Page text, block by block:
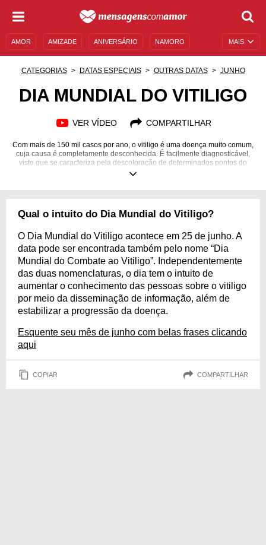
MAIS
AMOR AMIZADE ANIVERSÁRIO NAMORO
CATEGORIAS DATAS ESPECIAIS OUTRAS DATAS JUNHO
DIA MUNDIAL DO VITILIGO
VER VÍDEO COMPARTILHAR
Com mais de 150 mil casos por ano, o vitiligo é uma doença muito comum,
cuja causa é completamente desconhecida. É facilmente diagnosticável,
visto que se caracteriza pela descoloração de determinados pontos do
corpo, que acontece após a morte dos melanócitos (células responsáveis
perceptível em pessoas com peles escuras.
Qual o intuito do Dia Mundial do Vitiligo?
O Dia Mundial do Vitiligo acontece em 25 de junho. A
data pode ser encontrada também pelo nome “Dia
Mundial do Combate ao Vitiligo”. Independentemente
das duas nomenclaturas, o dia tem o intuito de
aumentar o conhecimento das pessoas sobre o vitiligo
por meio da disseminação de informação, além de
estabilizar a progressão da doença.
Esquente seu mês de junho com belas frases clicando
aqui
COPIAR COMPARTILHAR